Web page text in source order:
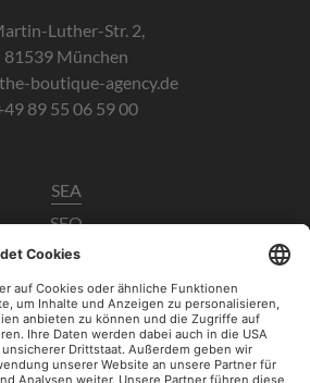
Luther-Str. 2,
81539 München
boutique-agency.de
89 55 06 59 00
SEA
SEO
Data Analytics
UX / CRO
Paid Social